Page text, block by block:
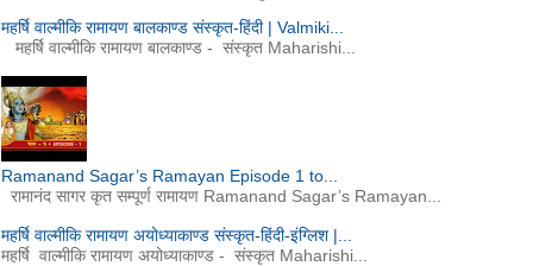
महर्षि वाल्मीकि रामायण बालकाण्ड संस्कृत-हिंदी | Valmiki...
महर्षि वाल्मीकि रामायण बालकाण्ड - संस्कृत Maharishi...
Ramanand Sagar’s Ramayan Episode 1 to...
रामानंद सागर कृत सम्पूर्ण रामायण Ramanand Sagar’s Ramayan...
महर्षि वाल्मीकि रामायण अयोध्याकाण्ड संस्कृत-हिंदी-इंग्लिश |...
महर्षि वाल्मीकि रामायण अयोध्याकाण्ड - संस्कृत Maharishi...